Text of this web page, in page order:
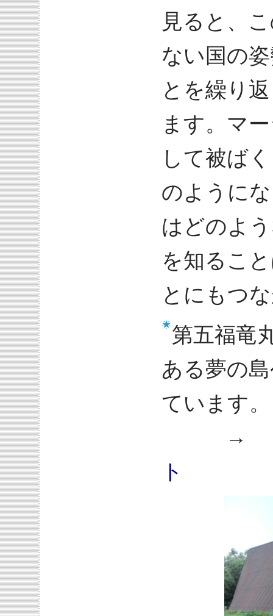
見ると、
ない国の
とを繰り
ます。マ
して被ば
のように
はどのよ
を知るこ
とにもつ
第五福竜
ある夢の
ています。
→
ト